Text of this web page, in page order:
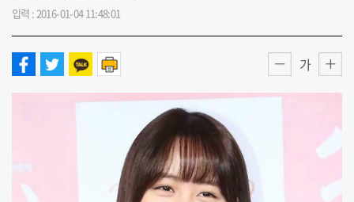
입력 : 2016-01-04 11:48:01
가